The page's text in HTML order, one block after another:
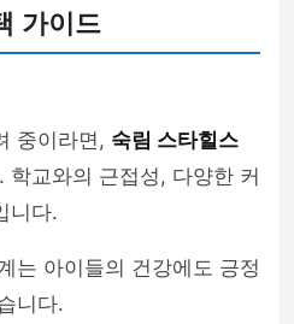
가이드
중이라면, 숙림 스타힐스
학교와의 근접성, 다양한 커
니다.
는 아이들의 건강에도 긍정
니다.